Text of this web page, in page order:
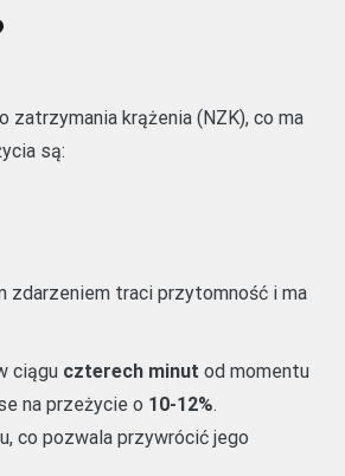
krążenia (NZK), co ma
są:
zdarzeniem traci przytomność i ma
ciągu czterech minut od momentu
na przeżycie o 10-12%.
co pozwala przywrócić jego